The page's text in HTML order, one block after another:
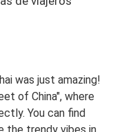
was just amazing!
of China", where
You can find